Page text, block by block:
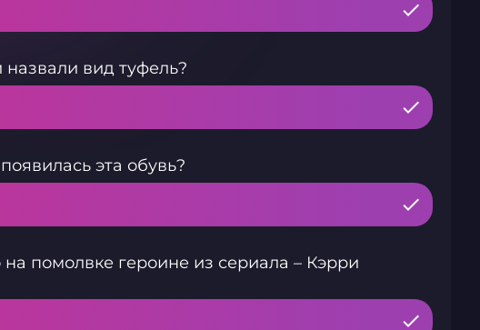
назвали вид туфель?
эта обувь?
помолвке героине из сериала – Кэрри